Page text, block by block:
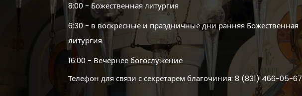
8:00 - Божественная литургия
6:30 - в воскресные и праздничные дни ранняя Божественная
литургия
16:00 - Вечернее богослужение
Телефон для связи с секретарем благочиния: 8 (831) 466-05-67